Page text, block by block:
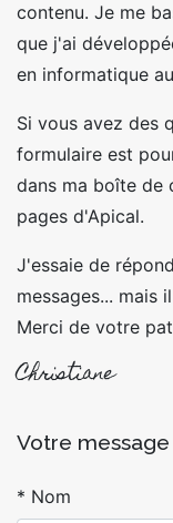
contenu. Je me
que j'ai
en informatique
Si vous avez des
formulaire est
dans ma boîte de
pages d'Apical.
J'essaie de
messages... mais
Merci de votre
Christiane
Votre message
Nom